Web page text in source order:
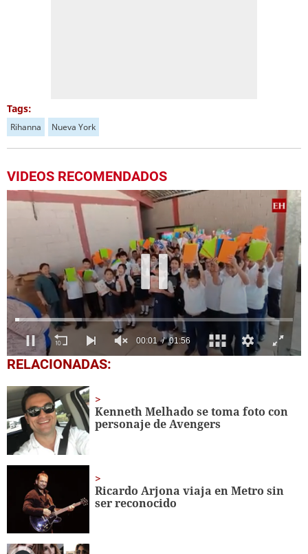
Tags:
Rihanna Nueva York
VIDEOS RECOMENDADOS
0
of
minute,
56
seconds
RELACIONADAS:
Kenneth Melhado se toma foto con
personaje de Avengers
Ricardo Arjona viaja en Metro sin
ser reconocido